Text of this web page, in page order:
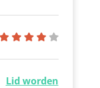
Lid worden